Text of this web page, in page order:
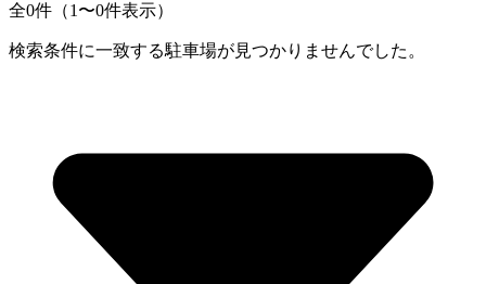
全0件（1〜0件表示）
検索条件に一致する駐車場が見つかりませんでした。